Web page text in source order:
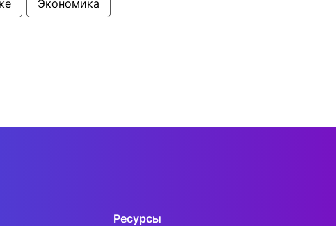
Экономика
Ресурсы